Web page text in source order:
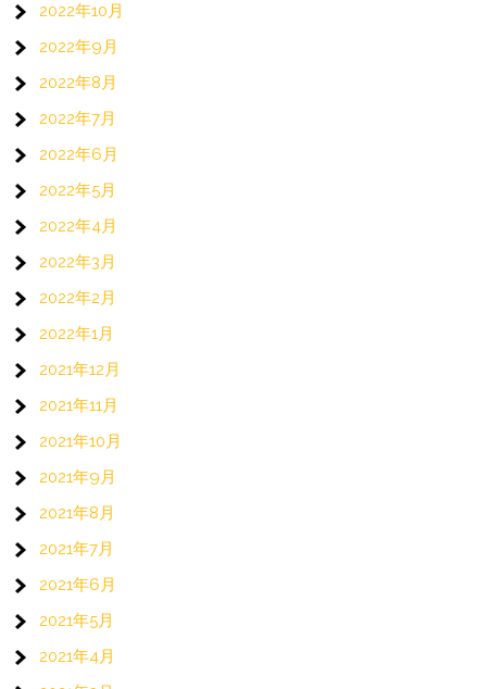
2022年10月
2022年9月
2022年8月
2022年7月
2022年6月
2022年5月
2022年4月
2022年3月
2022年2月
2022年1月
2021年12月
2021年11月
2021年10月
2021年9月
2021年8月
2021年7月
2021年6月
2021年5月
2021年4月